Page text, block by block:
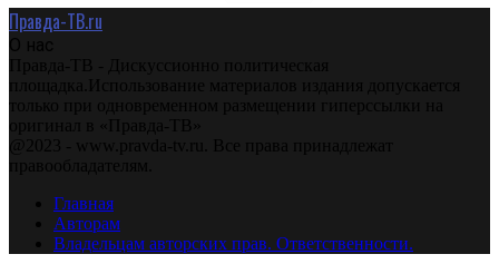
Правда-ТВ.ru
О нас
Правда-ТВ - Дискуссионно политическая
площадка.Использование материалов издания допускается
только при одновременном размещении гиперссылки на
оригинал в «Правда-ТВ»
@2023 - www.pravda-tv.ru. Все права принадлежат
правообладателям.
Главная
Авторам
Владельцам авторских прав. Ответственности.